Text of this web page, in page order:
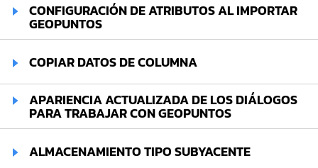
CONFIGURACIÓN DE ATRIBUTOS AL IMPORTAR
GEOPUNTOS
COPIAR DATOS DE COLUMNA
APARIENCIA ACTUALIZADA DE LOS DIÁLOGOS
PARA TRABAJAR CON GEOPUNTOS
ALMACENAMIENTO TIPO SUBYACENTE